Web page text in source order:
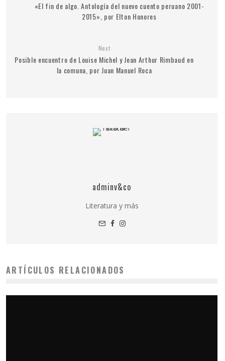
«El fin de algo. Antología del nuevo cuento peruano 2001-
2015», por Elton Honores
Next
Posible encuentro de Louise Michel y Jean Arthur Rimbaud en
la comuna, por Juan Manuel Roca
adminv&co
Literatura y más
ARTÍCULOS RELACIONADOS